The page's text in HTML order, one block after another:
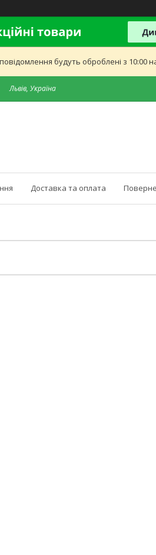
будуть оброблені з 10:00
Львів, Україна
Доставка та оплата